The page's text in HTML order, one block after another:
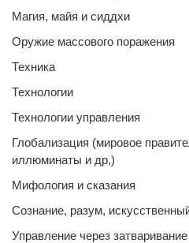
Магия, майя и сиддхи
Оружие массового поражения
Техника
Технологии
Технологии управления
Глобализация (мировое
иллюминаты и др,)
Мифология и сказания
Сознание, разум,
Управление через затваривание